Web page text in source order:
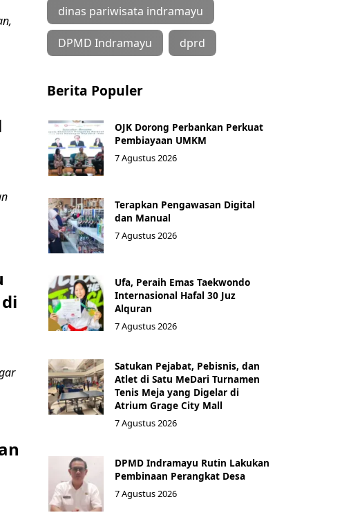
dinas pariwisata indramayu
DPMD Indramayu dprd
Berita Populer
OJK Dorong Perbankan Perkuat
Pembiayaan UMKM
7 Agustus 2026
Terapkan Pengawasan Digital
dan Manual
7 Agustus 2026
Ufa, Peraih Emas Taekwondo
Internasional Hafal 30 Juz
Alquran
7 Agustus 2026
Satukan Pejabat, Pebisnis, dan
Atlet di Satu MeDari Turnamen
Tenis Meja yang Digelar di
Atrium Grage City Mall
7 Agustus 2026
DPMD Indramayu Rutin Lakukan
Pembinaan Perangkat Desa
7 Agustus 2026